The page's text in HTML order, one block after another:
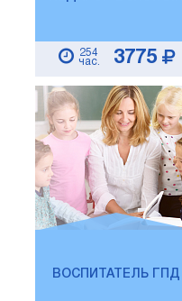
254
час.
3775
ВОСПИТАТЕЛЬ ГПД